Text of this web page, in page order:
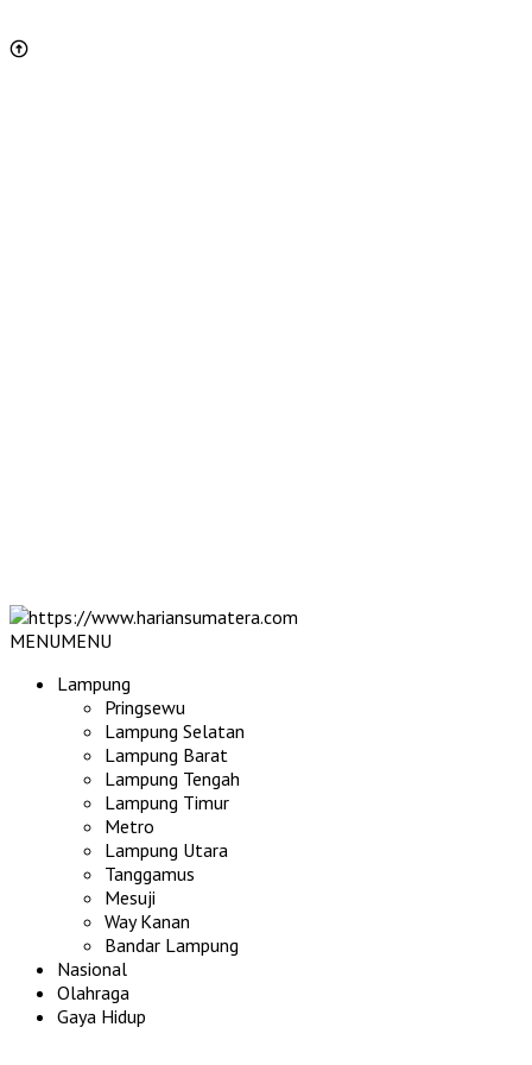
MENUMENU
Lampung
Pringsewu
Lampung Selatan
Lampung Barat
Lampung Tengah
Lampung Timur
Metro
Lampung Utara
Tanggamus
Mesuji
Way Kanan
Bandar Lampung
Nasional
Olahraga
Gaya Hidup